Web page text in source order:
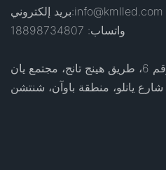
بريد إلكتروني:info@kmlled.com
واتساب: 18898734807
إضافة: الغرفة 302، رقم 6، طريق هينج تانج، مجتمع يان